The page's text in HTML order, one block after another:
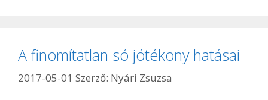
A finomítatlan só jótékony hatásai
2017-05-01 Szerző: Nyári Zsuzsa